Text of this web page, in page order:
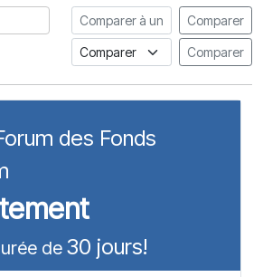
Comparer à une autre action
Comparer
Comparer à un indiceComparer
des Fonds
de 30 jours!